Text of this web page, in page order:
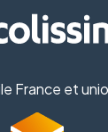
France et